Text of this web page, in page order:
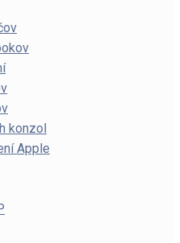
konzol
Apple